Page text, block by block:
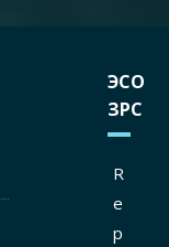
ЭСО
ЗРС
R
e
p